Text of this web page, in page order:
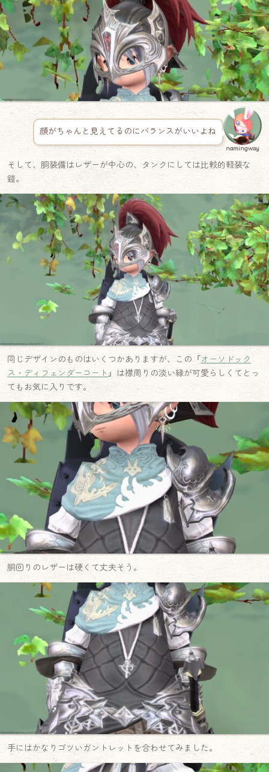
顔がちゃんと見えてるのにバランスがいいよね
namingway
そして、胴装備はレザーが中心の、タンクにしては比較的軽装な
鎧。
同じデザインのものはいくつかありますが、この『オーソドック
ス・ディフェンダーコート』は襟周りの淡い緑が可愛らしくてとっ
てもお気に入りです。
胴回りのレザーは硬くて丈夫そう。
手にはかなりゴツいガントレットを合わせてみました。